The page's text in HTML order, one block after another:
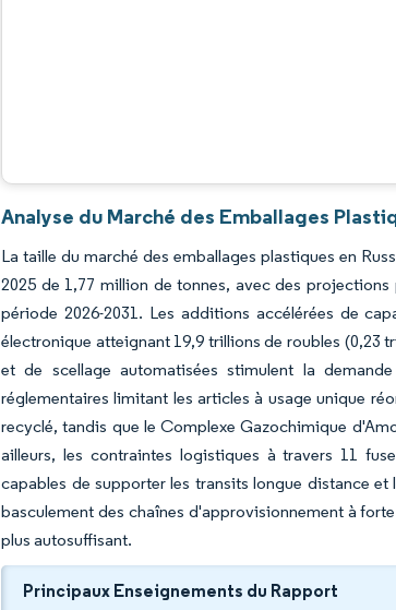
Analyse du Marché des Emballages
La taille du marché des emballages plastiques en
2025 de 1,77 million de tonnes, avec des
période 2026-2031. Les additions accélérées de
électronique atteignant 19,9 trillions de roubles (0,23
et de scellage automatisées stimulent la
réglementaires limitant les articles à usage unique
recyclé, tandis que le Complexe Gazochimique
ailleurs, les contraintes logistiques à travers 11
capables de supporter les transits longue distance
basculement des chaînes d'approvisionnement à
plus autosuffisant.
Principaux Enseignements du Rapport